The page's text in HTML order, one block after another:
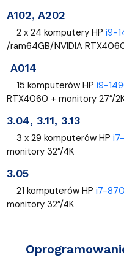
A102, A202
2 x 24 komputery HP i9-
/ram64GB/NVIDIA
A014
15 komputerów HP i9-
RTX4060 + monitory 27”/
3.04, 3.11, 3.13
3 x 29 komputerów HP
monitory 32”/4K
3.05
21 komputerów HP i7-
monitory 32”/4K